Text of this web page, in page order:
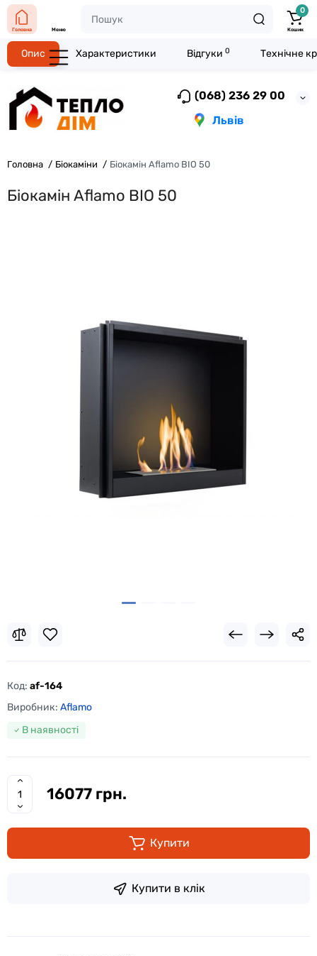
(068) 236 29 00
Львів
Головна Меню
0
Кошик
Головна Біокаміни Біокамін Aflamo BIO 50
Біокамін Aflamo BIO 50
Код: af-164
Виробник: Aflamo
В наявності
16077 грн.
Купити
Купити в клік
Опис Характеристики Відгуки 0 Технічне